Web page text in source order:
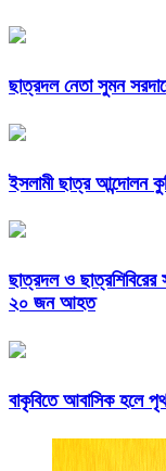
ছাত্রদল নেতা সুমন
ইসলামী ছাত্র আন্দোলন
ছাত্রদল ও
২০ জন আহত
বাকৃবিতে আবাসিক হলে